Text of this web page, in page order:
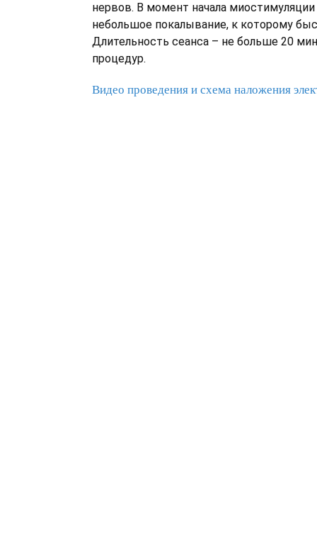
нервов. В момент начала
небольшое покалывание, к которому
Длительность сеанса – не больше 20
процедур.
Видео проведения и схема наложения